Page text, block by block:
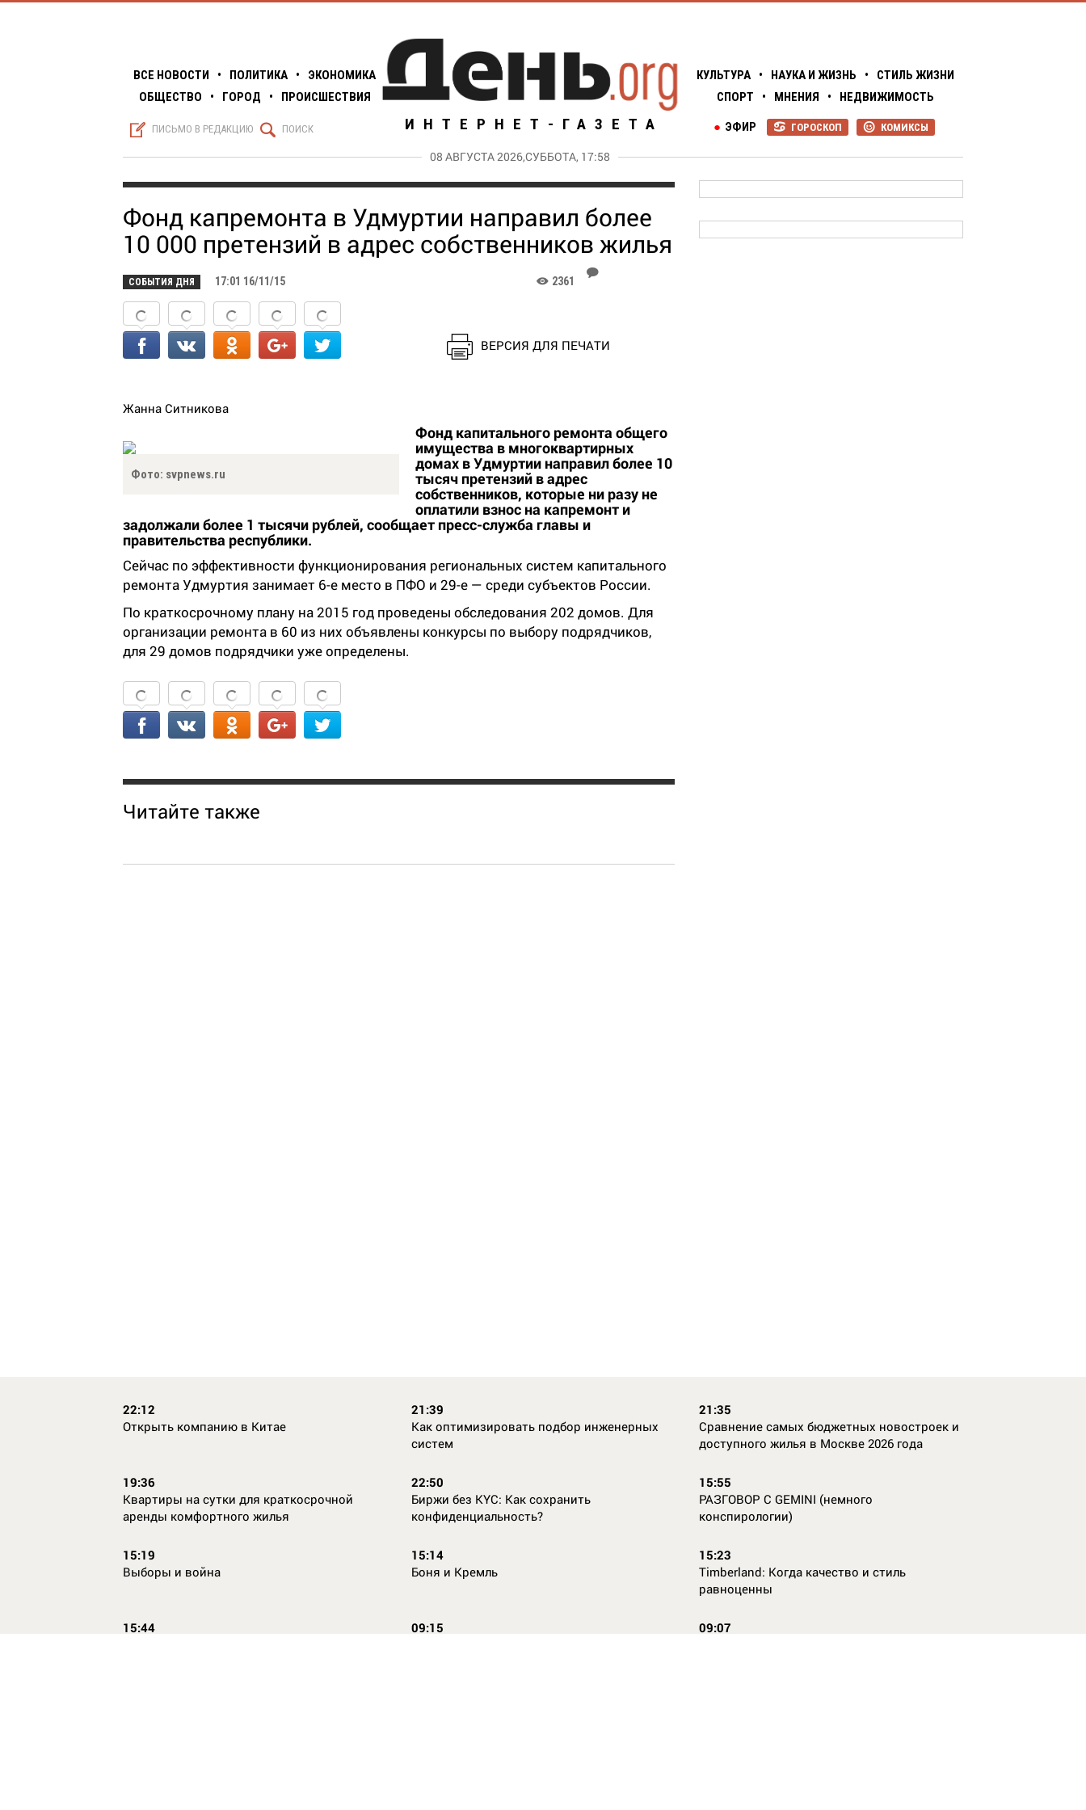
ВСЕ НОВОСТИ • ПОЛИТИКА •
ЭКОНОМИКА
ОБЩЕСТВО
• ГОРОД • ПРОИСШЕСТВИЯ
S ПИСЬМО В РЕДАКЦИЮ Q ПОИСК ИНТЕРНЕТ-ГАЗЕТА
КУЛЬТУРА • НАУКА И ЖИЗНЬ •
СТИЛЬ ЖИЗНИ
СПОРТ
• МНЕНИЯ • НЕДВИЖИМОСТЬ
P КОМИКСЫ
R ГОРОСКОП
● ЭФИР
08 АВГУСТА 2026,СУББОТА, 17:58
Фонд капремонта в Удмуртии направил более
10 000 претензий в адрес собственников жилья
СОБЫТИЯ ДНЯ 17:01 16/11/15 K 2361
J
ВЕРСИЯ ДЛЯ ПЕЧАТИ
Жанна Ситникова
Фото: svpnews.ru
Фонд капитального ремонта общего
имущества в многоквартирных
домах в Удмуртии направил более 10
тысяч претензий в адрес
собственников, которые ни разу не
оплатили взнос на капремонт и
задолжали более 1 тысячи рублей, сообщает пресс-служба главы и
правительства республики.
Сейчас по эффективности функционирования региональных систем капитального
ремонта Удмуртия занимает 6-е место в ПФО и 29-е — среди субъектов России.
По краткосрочному плану на 2015 год проведены обследования 202 домов. Для
организации ремонта в 60 из них объявлены конкурсы по выбору подрядчиков,
для 29 домов подрядчики уже определены.
Читайте также
22:12
Открыть компанию в Китае
21:39
Как оптимизировать подбор инженерных
систем
21:35
Сравнение самых бюджетных новостроек и
доступного жилья в Москве 2026 года
19:36
Квартиры на сутки для краткосрочной
аренды комфортного жилья
22:50
Биржи без KYC: Как сохранить
конфиденциальность?
15:55
РАЗГОВОР С GEMINI (немного
конспирологии)
15:19
Выборы и война
15:14
Боня и Кремль
15:23
Timberland: Когда качество и стиль
равноценны
15:44
09:15
09:07